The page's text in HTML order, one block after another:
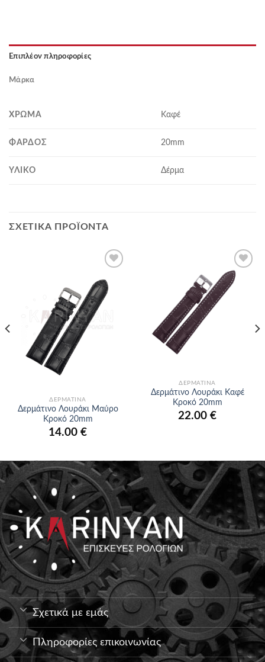
Επιπλέον πληροφορίες
Μάρκα
ΧΡΏΜΑ Καφέ
ΦΆΡΔΟΣ 20mm
ΥΛΙΚΌ Δέρμα
ΣΧΕΤΙΚΆ ΠΡΟΪΌΝΤΑ
στα
αγαπημένα
ΔΕΡΜΆΤΙΝΑ
Δερμάτινο Λουράκι Μαύρο
Κροκό 20mm
14.00 €
Προσθήκη
στα
αγαπημένα
ΔΕΡΜΆΤΙΝΑ
Δερμάτινο Λουράκι Καφέ
Κροκό 20mm
22.00 €
Σχετικά με εμάς
Πληροφορίες επικοινωνίας